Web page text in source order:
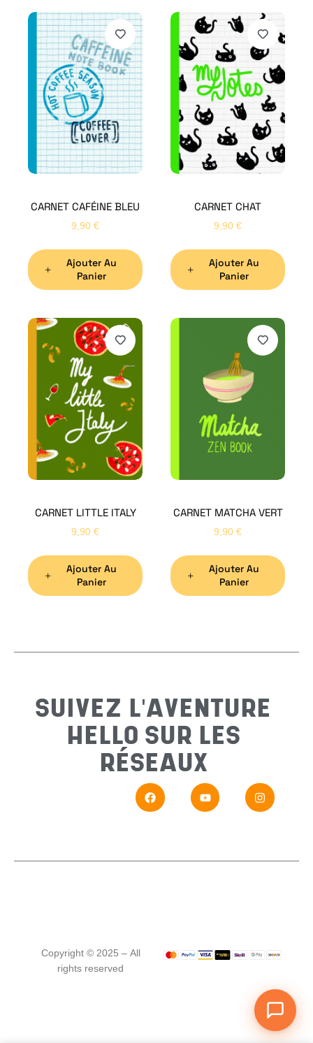
CARNET CAFÉINE BLEU
9,90 €
Ajouter Au
Panier
CARNET CHAT
9,90 €
Ajouter Au
Panier
CARNET LITTLE ITALY
9,90 €
Ajouter Au
Panier
CARNET MATCHA VERT
9,90 €
Ajouter Au
Panier
SUIVEZ L'AVENTURE
HELLO SUR LES
RÉSEAUX
Copyright © 2025 – All
rights reserved